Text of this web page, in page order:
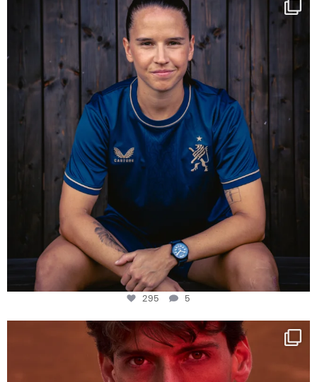
Some anniversaries
295
5
295 5
One last dance at home
This week at...
321
9